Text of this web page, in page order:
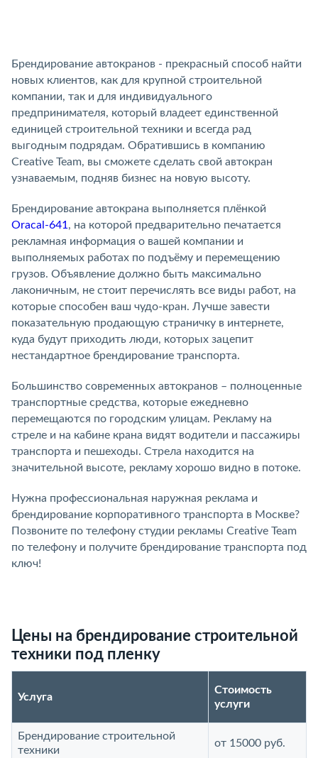
Брендирование автокранов - прекрасный способ найти
новых клиентов, как для крупной строительной
компании, так и для индивидуального
предпринимателя, который владеет единственной
единицей строительной техники и всегда рад
выгодным подрядам. Обратившись в компанию
Creative Team, вы сможете сделать свой автокран
узнаваемым, подняв бизнес на новую высоту.
Брендирование автокрана выполняется плёнкой
Oracal-641 , на которой предварительно печатается
рекламная информация о вашей компании и
выполняемых работах по подъёму и перемещению
грузов. Объявление должно быть максимально
лаконичным, не стоит перечислять все виды работ, на
которые способен ваш чудо-кран. Лучше завести
показательную продающую страничку в интернете,
куда будут приходить люди, которых зацепит
нестандартное брендирование транспорта.
Большинство современных автокранов – полноценные
транспортные средства, которые ежедневно
перемещаются по городским улицам. Рекламу на
стреле и на кабине крана видят водители и пассажиры
транспорта и пешеходы. Стрела находится на
значительной высоте, рекламу хорошо видно в потоке.
Нужна профессиональная наружная реклама и
брендирование корпоративного транспорта в Москве?
Позвоните по телефону студии рекламы Creative Team
по телефону и получите брендирование транспорта под
ключ!
Цены на брендирование строительной
техники под пленку
Услуга
Стоимость
услуги
Брендирование строительной
техники
от 15000 руб.